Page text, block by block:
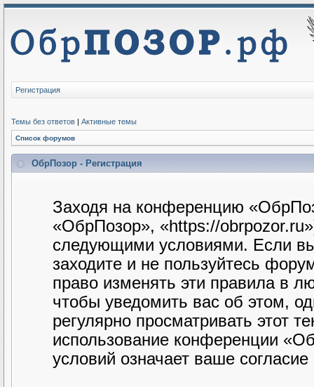
Регистрация
Темы без ответов | Активные темы
Список форумов
ОбрПозор - Регистрация
Заходя на конференцию
«ОбрПозор», «https://
следующими условиями. Если
заходите и не пользуйтесь
право изменять эти правила в
чтобы уведомить вас об этом,
регулярно просматривать этот
использование конференции
условий означает ваше